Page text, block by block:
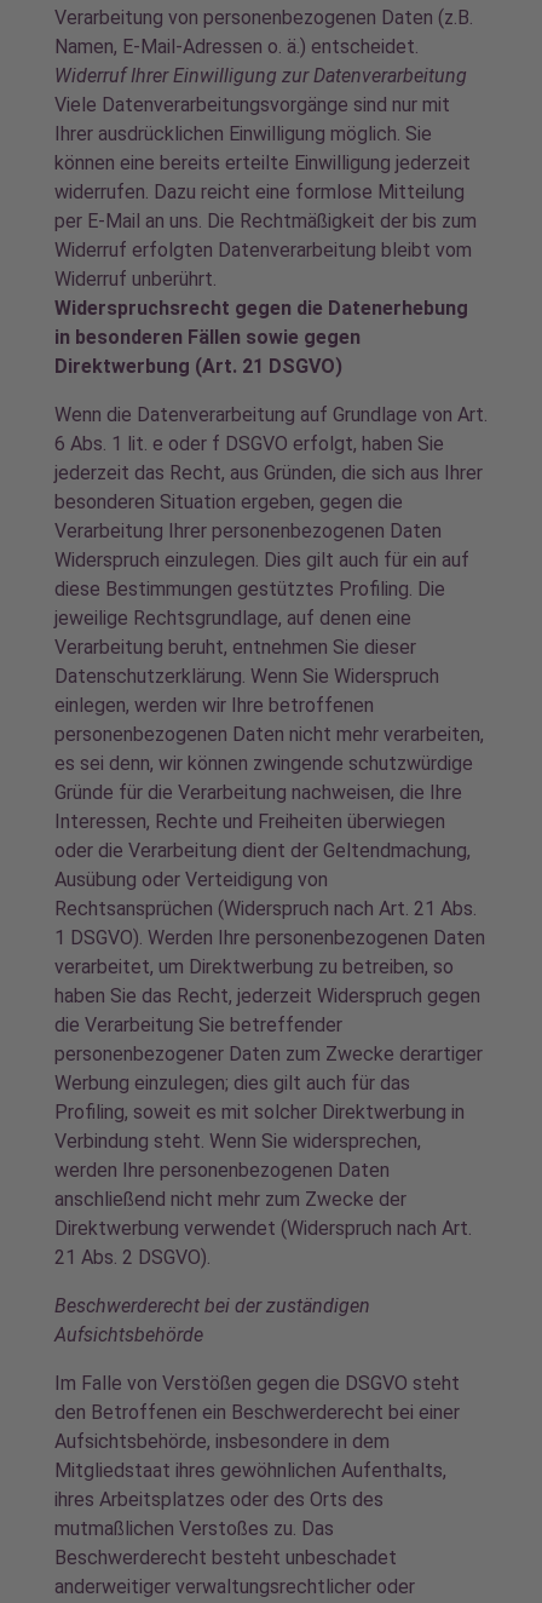
Verarbeitung von personenbezogenen Daten (z.B.
Namen, E-Mail-Adressen o. ä.) entscheidet.
Widerruf Ihrer Einwilligung zur Datenverarbeitung
Viele Datenverarbeitungsvorgänge sind nur mit
Ihrer ausdrücklichen Einwilligung möglich. Sie
können eine bereits erteilte Einwilligung jederzeit
widerrufen. Dazu reicht eine formlose Mitteilung
per E-Mail an uns. Die Rechtmäßigkeit der bis zum
Widerruf erfolgten Datenverarbeitung bleibt vom
Widerruf unberührt.
Widerspruchsrecht gegen die Datenerhebung
in besonderen Fällen sowie gegen
Direktwerbung (Art. 21 DSGVO)
Wenn die Datenverarbeitung auf Grundlage von Art.
6 Abs. 1 lit. e oder f DSGVO erfolgt, haben Sie
jederzeit das Recht, aus Gründen, die sich aus Ihrer
besonderen Situation ergeben, gegen die
Verarbeitung Ihrer personenbezogenen Daten
Widerspruch einzulegen. Dies gilt auch für ein auf
diese Bestimmungen gestütztes Profiling. Die
jeweilige Rechtsgrundlage, auf denen eine
Verarbeitung beruht, entnehmen Sie dieser
Datenschutzerklärung. Wenn Sie Widerspruch
einlegen, werden wir Ihre betroffenen
personenbezogenen Daten nicht mehr verarbeiten,
es sei denn, wir können zwingende schutzwürdige
Gründe für die Verarbeitung nachweisen, die Ihre
Interessen, Rechte und Freiheiten überwiegen
oder die Verarbeitung dient der Geltendmachung,
Ausübung oder Verteidigung von
Rechtsansprüchen (Widerspruch nach Art. 21 Abs.
1 DSGVO). Werden Ihre personenbezogenen Daten
verarbeitet, um Direktwerbung zu betreiben, so
haben Sie das Recht, jederzeit Widerspruch gegen
die Verarbeitung Sie betreffender
personenbezogener Daten zum Zwecke derartiger
Werbung einzulegen; dies gilt auch für das
Profiling, soweit es mit solcher Direktwerbung in
Verbindung steht. Wenn Sie widersprechen,
werden Ihre personenbezogenen Daten
anschließend nicht mehr zum Zwecke der
Direktwerbung verwendet (Widerspruch nach Art.
21 Abs. 2 DSGVO).
Beschwerderecht bei der zuständigen
Aufsichtsbehörde
Im Falle von Verstößen gegen die DSGVO steht
den Betroffenen ein Beschwerderecht bei einer
Aufsichtsbehörde, insbesondere in dem
Mitgliedstaat ihres gewöhnlichen Aufenthalts,
ihres Arbeitsplatzes oder des Orts des
mutmaßlichen Verstoßes zu. Das
Beschwerderecht besteht unbeschadet
anderweitiger verwaltungsrechtlicher oder